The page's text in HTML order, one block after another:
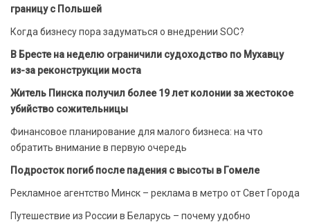
границу с Польшей
Когда бизнесу пора задуматься о внедрении SOC?
В Бресте на неделю ограничили судоходство по Мухавцу
из-за реконструкции моста
Житель Пинска получил более 19 лет колонии за жестокое
убийство сожительницы
Финансовое планирование для малого бизнеса: на что
обратить внимание в первую очередь
Подросток погиб после падения с высоты в Гомеле
Рекламное агентство Минск – реклама в метро от Свет Города
Путешествие из России в Беларусь – почему удобно